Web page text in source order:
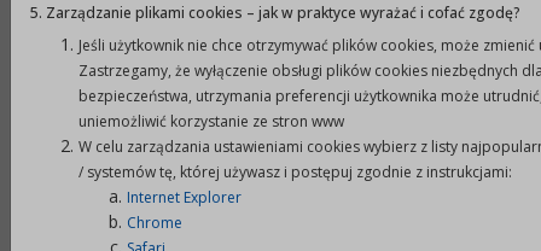
Metryczka
wytworzono: 09-12-2021
opublikowano:
5. Zarządzanie plikami cookies – jak w praktyce wyrażać i cofać zgodę?
Jeśli użytkownik nie chce otrzymywać plików cookies, może
Zastrzegamy, że wyłączenie obsługi plików cookies niezbędnych
bezpieczeństwa, utrzymania preferencji użytkownika może
uniemożliwić korzystanie ze stron www
W celu zarządzania ustawieniami cookies wybierz z listy
/ systemów tę, której używasz i postępuj zgodnie z instrukcjami:
Internet Explorer
Chrome